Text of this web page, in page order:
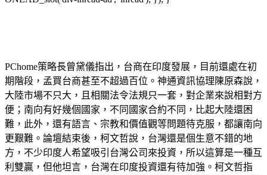
PChome策略長曾黛儀指出，台商在印度發展，目前還處在初
期階段，孟買台商甚至不超過百位。神通資訊協理陳原森說，
大陸市場不只大，且相關法令法規只一套，對企業來說相對方
便；南向有好幾個國家，不同國家合約不同，比起大陸還困
難，此外，還有語言、宗教和價值觀等問題待克服，都讓南向
更艱難。論壇結束後，柯文哲說，台灣還是個生意不錯的地
方，不少印度人希望吸引台灣公司來投資，所以這算是一種互
利雙贏，但他坦言，台灣在印度投資還有待加強。柯文哲指